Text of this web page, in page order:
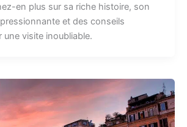
en plus sur sa riche histoire, son
et des conseils
une visite inoubliable.